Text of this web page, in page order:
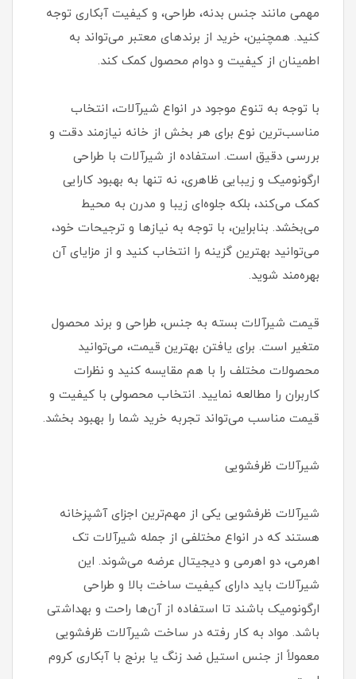
مهمی مانند جنس بدنه، طراحی، و کیفیت آبکاری توجه
کنید. همچنین، خرید از برندهای معتبر می‌تواند به
اطمینان از کیفیت و دوام محصول کمک کند.
با توجه به تنوع موجود در انواع شیرآلات، انتخاب
مناسب‌ترین نوع برای هر بخش از خانه نیازمند دقت و
بررسی دقیق است. استفاده از شیرآلات با طراحی
ارگونومیک و زیبایی ظاهری، نه تنها به بهبود کارایی
کمک می‌کند، بلکه جلوه‌ای زیبا و مدرن به محیط
می‌بخشد. بنابراین، با توجه به نیازها و ترجیحات خود،
می‌توانید بهترین گزینه را انتخاب کنید و از مزایای آن
بهره‌مند شوید.
قیمت شیرآلات بسته به جنس، طراحی و برند محصول
متغیر است. برای یافتن بهترین قیمت، می‌توانید
محصولات مختلف را با هم مقایسه کنید و نظرات
کاربران را مطالعه نمایید. انتخاب محصولی با کیفیت و
قیمت مناسب می‌تواند تجربه خرید شما را بهبود بخشد.
شیرآلات ظرفشویی
شیرآلات ظرفشویی یکی از مهم‌ترین اجزای آشپزخانه
هستند که در انواع مختلفی از جمله شیرآلات تک
اهرمی، دو اهرمی و دیجیتال عرضه می‌شوند. این
شیرآلات باید دارای کیفیت ساخت بالا و طراحی
ارگونومیک باشند تا استفاده از آن‌ها راحت و بهداشتی
باشد. مواد به کار رفته در ساخت شیرآلات ظرفشویی
معمولاً از جنس استیل ضد زنگ یا برنج با آبکاری کروم